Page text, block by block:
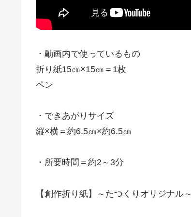
・動画内で使っているもの
折り紙15㎝×15㎝＝1枚
ペン
・できあがりサイズ
縦×横＝約6.5㎝×約6.5㎝
・所要時間＝約2～3分
【創作折り紙】～たつくりオリジナル～